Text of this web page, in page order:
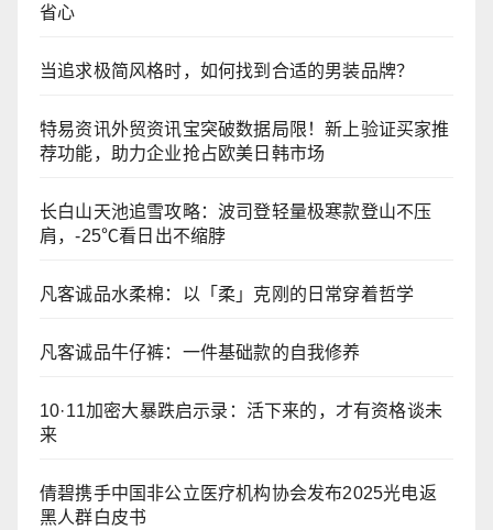
省心
当追求极简风格时，如何找到合适的男装品牌？
特易资讯外贸资讯宝突破数据局限！新上验证买家推
荐功能，助力企业抢占欧美日韩市场
长白山天池追雪攻略：波司登轻量极寒款登山不压
肩，-25℃看日出不缩脖
凡客诚品水柔棉：以「柔」克刚的日常穿着哲学
凡客诚品牛仔裤：一件基础款的自我修养
10·11加密大暴跌启示录：活下来的，才有资格谈未
来
倩碧携手中国非公立医疗机构协会发布2025光电返
黑人群白皮书